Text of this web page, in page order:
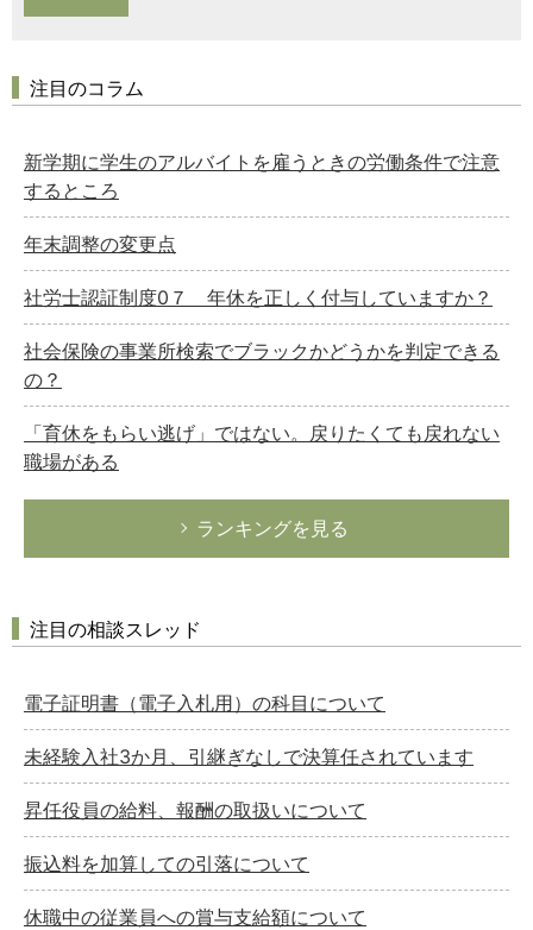
注目のコラム
新学期に学生のアルバイトを雇うときの労働条件で注意
するところ
年末調整の変更点
社労士認証制度0７ 年休を正しく付与していますか？
社会保険の事業所検索でブラックかどうかを判定できる
の？
「育休をもらい逃げ」ではない。戻りたくても戻れない
職場がある
ランキングを見る
注目の相談スレッド
電子証明書（電子入札用）の科目について
未経験入社3か月、引継ぎなしで決算任されています
昇任役員の給料、報酬の取扱いについて
振込料を加算しての引落について
休職中の従業員への賞与支給額について